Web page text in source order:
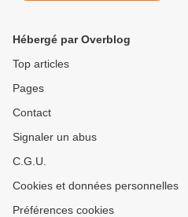
Hébergé par Overblog
Top articles
Pages
Contact
Signaler un abus
C.G.U.
Cookies et données personnelles
Préférences cookies